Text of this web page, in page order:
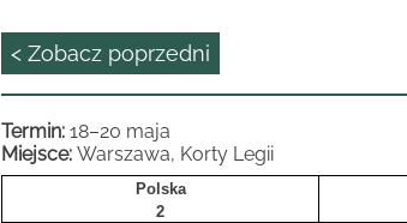
< Zobacz poprzedni
Termin: 18–20 maja
Miejsce: Warszawa, Korty Legii
Polska
2